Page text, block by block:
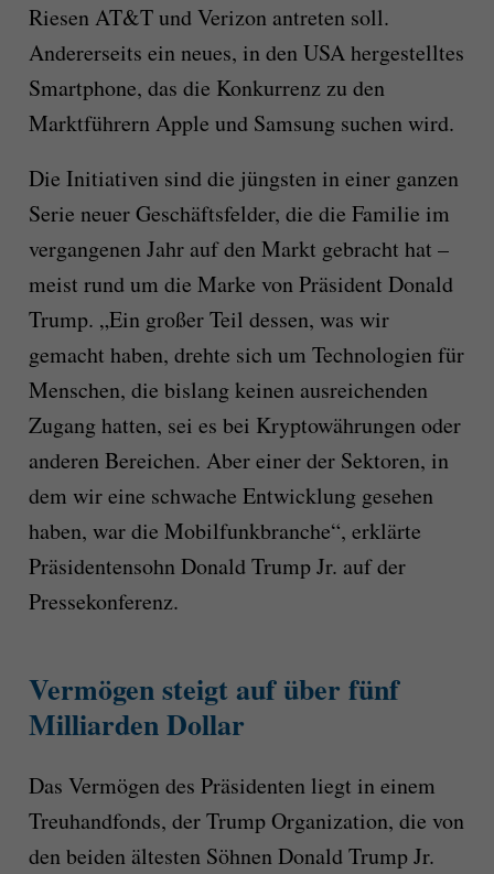
Riesen AT&T und Verizon antreten soll.
Andererseits ein neues, in den USA hergestelltes
Smartphone, das die Konkurrenz zu den
Marktführern Apple und Samsung suchen wird.
Die Initiativen sind die jüngsten in einer ganzen
Serie neuer Geschäftsfelder, die die Familie im
vergangenen Jahr auf den Markt gebracht hat –
meist rund um die Marke von Präsident Donald
Trump. „Ein großer Teil dessen, was wir
gemacht haben, drehte sich um Technologien für
Menschen, die bislang keinen ausreichenden
Zugang hatten, sei es bei Kryptowährungen oder
anderen Bereichen. Aber einer der Sektoren, in
dem wir eine schwache Entwicklung gesehen
haben, war die Mobilfunkbranche“, erklärte
Präsidentensohn Donald Trump Jr. auf der
Pressekonferenz.
Vermögen steigt auf über fünf
Milliarden Dollar
Das Vermögen des Präsidenten liegt in einem
Treuhandfonds, der Trump Organization, die von
den beiden ältesten Söhnen Donald Trump Jr.